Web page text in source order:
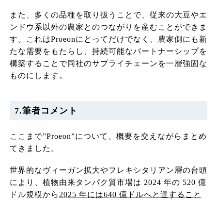
また、多くの品種を取り扱うことで、従来の大豆やエ
ンドウ系以外の農家とのつながりを産むことができま
す。これはProeonにとってだけでなく、農家側にも新
たな需要をもたらし、持続可能なパートナーシップを
構築することで同社のサプライチェーンを一層強固な
ものにします。
7.筆者コメント
ここまで”Proeon”について、概要を交えながらまとめ
てきました。
世界的なヴィーガン拡大やフレキシタリアン層の台頭
により、植物由来タンパク質市場は 2024 年の 520 億
ドル規模から 2025 年には640 億ドルへと達すること